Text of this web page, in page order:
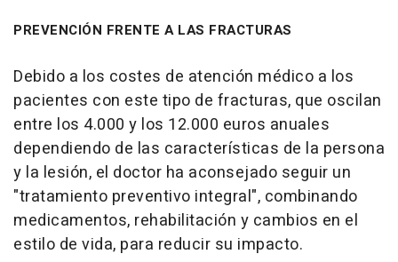
PREVENCIÓN FRENTE A LAS FRACTURAS
Debido a los costes de atención médico a los
pacientes con este tipo de fracturas, que oscilan
entre los 4.000 y los 12.000 euros anuales
dependiendo de las características de la persona
y la lesión, el doctor ha aconsejado seguir un
"tratamiento preventivo integral", combinando
medicamentos, rehabilitación y cambios en el
estilo de vida, para reducir su impacto.